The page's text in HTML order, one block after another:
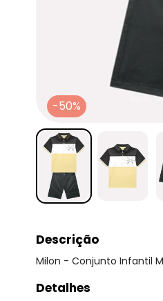
-50%
Descrição
Milon - Conjunto Infantil
Detalhes